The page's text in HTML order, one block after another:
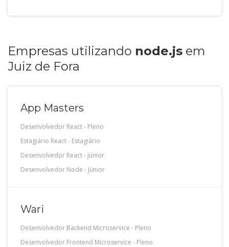
Empresas utilizando node.js em
Juiz de Fora
App Masters
Desenvolvedor React- Pleno
Estagiário React- Estagiário
Desenvolvedor React- Júnior
Desenvolvedor Node - Júnior
Wari
Desenvolvedor Backend Microservice - Pleno
Desenvolvedor Frontend Microservice - Pleno